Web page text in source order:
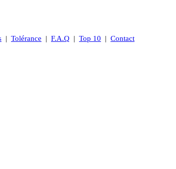
| Tolérance | F.A.Q | Top 10 | Contact